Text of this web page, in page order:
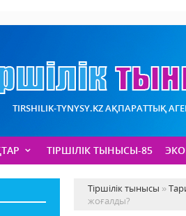
TIRSHILIK-TYNYSY.KZ АҚПАРАТТЫҚ
ТІРШІЛІК ТЫНЫСЫ-85
Тіршілік тынысы »
жоғалды?